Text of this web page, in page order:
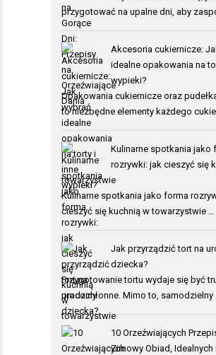
przygotować na upalne dni, aby
Akcesoria cukiernicze:
idealne opakowania na
wypieki?
Opakowania cukiernicze oraz
to niezbędne elementy każdego
Kulinarne spotkania jako
rozrywki: jak cieszyć się
towarzystwie
Kulinarne spotkania jako forma
cieszyć się kuchnią w towarzystwie …
Jak przyrządzić tort na
dziecka?
Przygotowanie tortu wydaje się być
pracochłonne. Mimo to, samodzielny …
10 Orzeźwiających
Zimowy Obiad, Idealnych